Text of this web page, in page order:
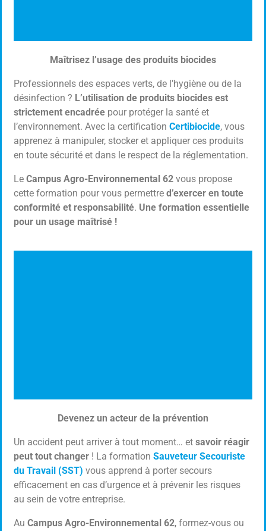
Certibiocide
Utilisation des produits Biocides
Cliquer ici
Maîtrisez l’usage des produits biocides
Professionnels des espaces verts, de l’hygiène ou de la
désinfection ? L’utilisation de produits biocides est
strictement encadrée pour protéger la santé et
l’environnement. Avec la certification Certibiocide, vous
apprenez à manipuler, stocker et appliquer ces produits
en toute sécurité et dans le respect de la réglementation.
Le Campus Agro-Environnemental 62 vous propose
cette formation pour vous permettre d’exercer en toute
conformité et responsabilité. Une formation essentielle
pour un usage maîtrisé !
SST
Sauveteur Secouriste du travail
Cliquer ici
Devenez un acteur de la prévention
Un accident peut arriver à tout moment… et savoir réagir
peut tout changer ! La formation Sauveteur Secouriste
du Travail (SST) vous apprend à porter secours
efficacement en cas d’urgence et à prévenir les risques
au sein de votre entreprise.
Au Campus Agro-Environnemental 62, formez-vous ou